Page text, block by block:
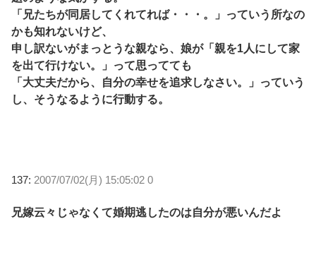
「兄たちが同居してくれてれば・・・。」っていう所なの
かも知れないけど、
申し訳ないがまっとうな親なら、娘が「親を1人にして家
を出て行けない。」って思ってても
「大丈夫だから、自分の幸せを追求しなさい。」っていう
し、そうなるように行動する。
137: 2007/07/02(月) 15:05:02 0
兄嫁云々じゃなくて婚期逃したのは自分が悪いんだよ